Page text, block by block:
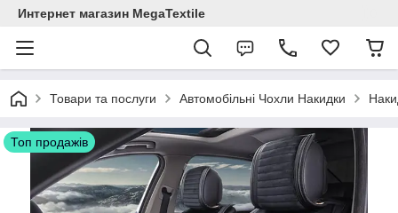
Интернет магазин MegaTextile
Товари та послуги Автомобільні Чохли Накидки
Топ продажів